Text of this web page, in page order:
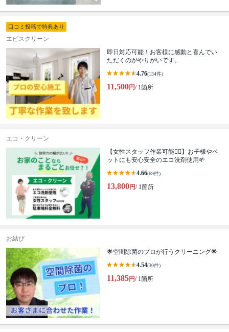
口コミ投稿で特典あり
エビスクリーン
即日対応可能！お客様に感動と喜んでい
ただくのがやりがいです。
4.76(134件)
11,500円/ 1箇所
エコ・クリーン
【女性スタッフ作業可能🙆‍♀️】お子様やペ
ットにも安心安全のエコ洗剤使用🌱
4.66(69件)
13,800円/ 1箇所
お結び
🌟空間除菌のプロが行うクリーニング🌟
4.54(30件)
11,385円/ 1箇所